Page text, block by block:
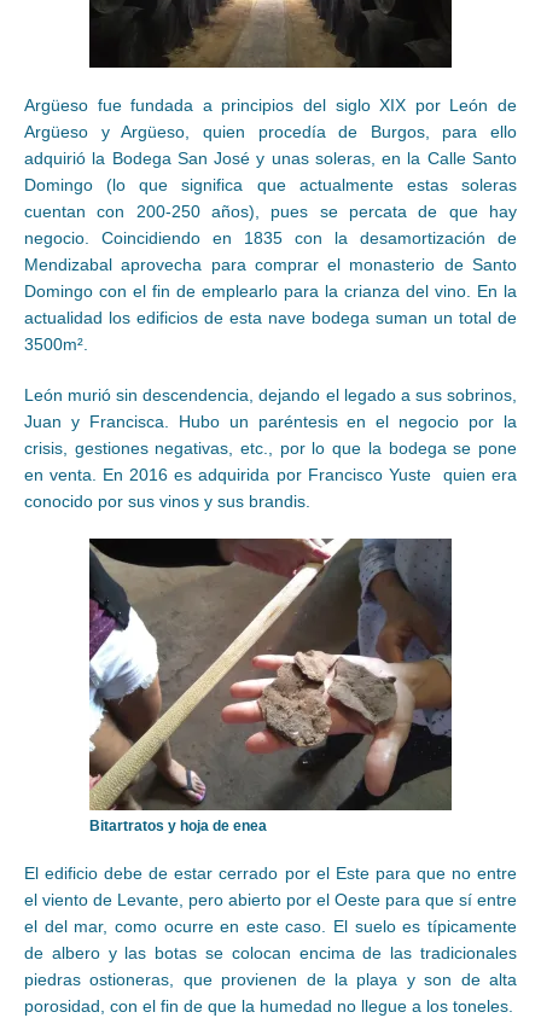
Argüeso fue fundada a principios del siglo XIX por León de
Argüeso y Argüeso, quien procedía de Burgos, para ello
adquirió la Bodega San José y unas soleras, en la Calle Santo
Domingo (lo que significa que actualmente estas soleras
cuentan con 200-250 años), pues se percata de que hay
negocio. Coincidiendo en 1835 con la desamortización de
Mendizabal aprovecha para comprar el monasterio de Santo
Domingo con el fin de emplearlo para la crianza del vino. En la
actualidad los edificios de esta nave bodega suman un total de
3500m².
León murió sin descendencia, dejando el legado a sus sobrinos,
Juan y Francisca. Hubo un paréntesis en el negocio por la
crisis, gestiones negativas, etc., por lo que la bodega se pone
en venta. En 2016 es adquirida por Francisco Yuste quien era
conocido por sus vinos y sus brandis.
Bitartratos y hoja de enea
El edificio debe de estar cerrado por el Este para que no entre
el viento de Levante, pero abierto por el Oeste para que sí entre
el del mar, como ocurre en este caso. El suelo es típicamente
de albero y las botas se colocan encima de las tradicionales
piedras ostioneras, que provienen de la playa y son de alta
porosidad, con el fin de que la humedad no llegue a los toneles.